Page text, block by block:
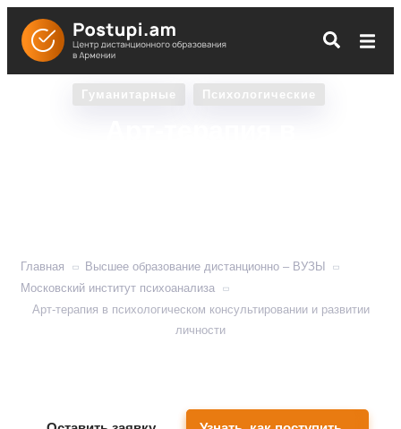
Гуманитарные Психологические
Главная
Высшее образование дистанционно – ВУЗЫ
Московский институт психоанализа
Арт-терапия в психологическом консультировании и развитии
личности